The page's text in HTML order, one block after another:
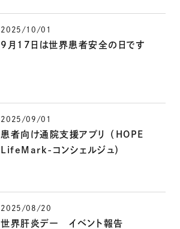
2025/10/01
9月17日は世界患者安全の日です
2025/09/01
患者向け通院支援アプリ （HOPE
LifeMark-コンシェルジュ）
2025/08/20
世界肝炎デー イベント報告